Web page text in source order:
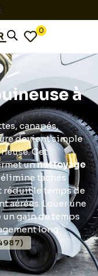
0
à
canapés,
devient simple
Cet
unnettoyage
taches
réduit le temps de
aérées. Louer une
gain de temps
long.